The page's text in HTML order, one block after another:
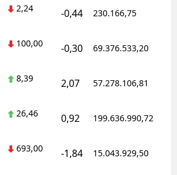
Trabzon
Uşak
2,24 -0,44 230.166,75
100,00 -0,30 69.376.533,20
8,39 2,07 57.278.106,81
26,46 0,92 199.636.990,72
693,00 -1,84 15.043.929,50